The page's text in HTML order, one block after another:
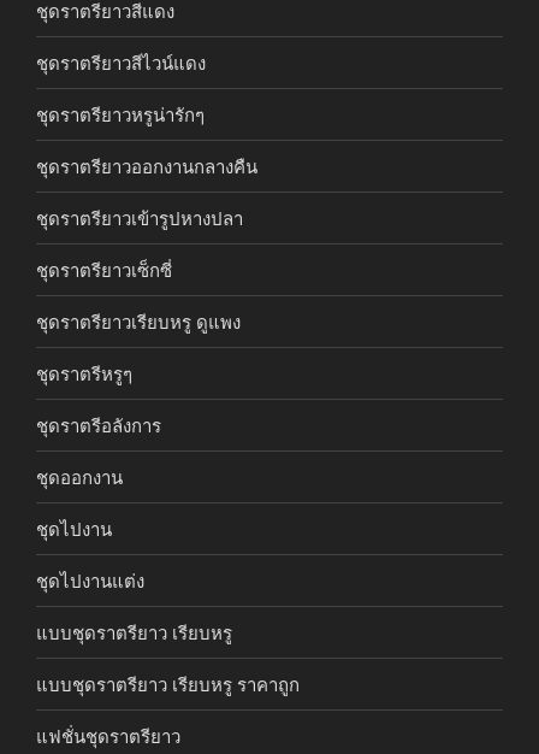
ชุดราตรียาวสีแดง
ชุดราตรียาวสีไวน์แดง
ชุดราตรียาวหรูน่ารักๆ
ชุดราตรียาวออกงานกลางคืน
ชุดราตรียาวเข้ารูปหางปลา
ชุดราตรียาวเซ็กซี่
ชุดราตรียาวเรียบหรู ดูแพง
ชุดราตรีหรูๆ
ชุดราตรีอลังการ
ชุดออกงาน
ชุดไปงาน
ชุดไปงานแต่ง
แบบชุดราตรียาว เรียบหรู
แบบชุดราตรียาว เรียบหรู ราคาถูก
แฟชั่นชุดราตรียาว